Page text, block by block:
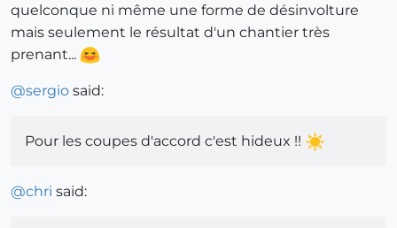
quelconque ni même une forme de désinvolture
mais seulement le résultat d'un chantier très
prenant...
@sergio said:
Pour les coupes d'accord c'est hideux !!
@chri said: